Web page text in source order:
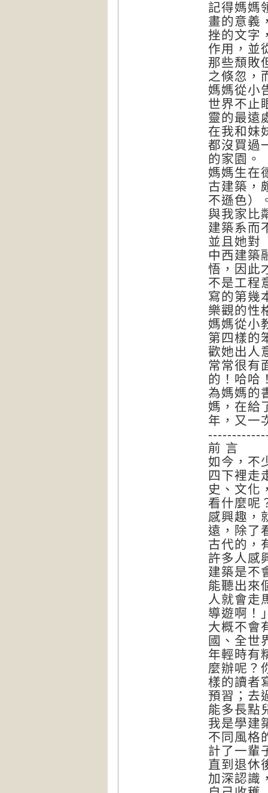
記得媽媽
畫的意義
挫的文字
作用，並
那些頹敗
之倏忽，
媽媽從小
世界不止
靈的最遠
在我和妹
都沒買過
的家園。
媽媽生在
古建築，
不遜色）
與我家比
建築系而
並且她對
中西建築
悟，因此
不是工程
寫的第幾
樂觀的性
媽媽從小
第四樣的
歡她出人
常常很有
的！哈哈
為媽媽的
媽，在給
年，又一
前 言
如今，不
四下裡走
史、文化
看什麼呢
感興趣，
遠，除了
古代的，
許多人感
建築是不
能聽出來
人就會走
導遊啊！
大概不會
國、全世
年輕時有
麼辦呢？
樣的讀者
預習；去
能多長點
我是學建
不同風格
計了一輩
直到退休
加深認識